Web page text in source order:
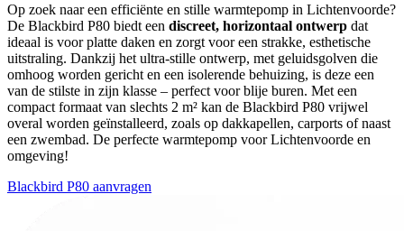
Op zoek naar een efficiënte en stille warmtepomp in Lichtenvoorde?
De Blackbird P80 biedt een discreet, horizontaal ontwerp dat
ideaal is voor platte daken en zorgt voor een strakke, esthetische
uitstraling. Dankzij het ultra-stille ontwerp, met geluidsgolven die
omhoog worden gericht en een isolerende behuizing, is deze een
van de stilste in zijn klasse – perfect voor blije buren. Met een
compact formaat van slechts 2 m² kan de Blackbird P80 vrijwel
overal worden geïnstalleerd, zoals op dakkapellen, carports of naast
een zwembad. De perfecte warmtepomp voor Lichtenvoorde en
omgeving!
Blackbird P80 aanvragen